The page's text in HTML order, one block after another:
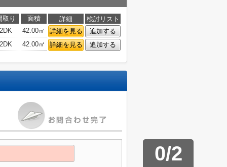
取り 面積 詳細
検討リスト
2DK 42.00㎡ 詳細を見る
追加する
2DK 42.00㎡ 詳細を見る 追加する
0/2